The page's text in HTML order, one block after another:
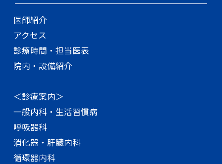
医師紹介
アクセス
診療時間・担当医表
院内・設備紹介
＜診療案内＞
一般内科・生活習慣病
呼吸器科
消化器・肝臓内科
循環器内科